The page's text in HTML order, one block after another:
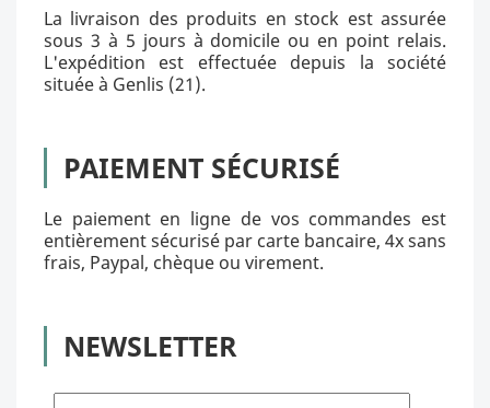
La livraison des produits en stock est assurée
sous 3 à 5 jours à domicile ou en point relais.
L'expédition est effectuée depuis la société
située à Genlis (21).
PAIEMENT SÉCURISÉ
Le paiement en ligne de vos commandes est
entièrement sécurisé par carte bancaire, 4x sans
frais, Paypal, chèque ou virement.
NEWSLETTER